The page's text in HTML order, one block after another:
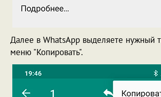
Далее в WhatsApp выделяете нужный
меню "Копировать".